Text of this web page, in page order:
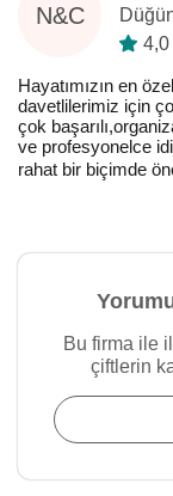
N&C
4,0
Hayatımızın en
davetlilerimiz için
çok
ve profesyonelce
rahat bir biçimde
Bu firma ile
çiftlerin